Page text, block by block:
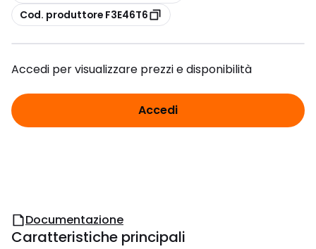
copia
Cod. produttore F3E46T6
Accedi per visualizzare prezzi e disponibilità
Accedi
Documentazione
Caratteristiche principali